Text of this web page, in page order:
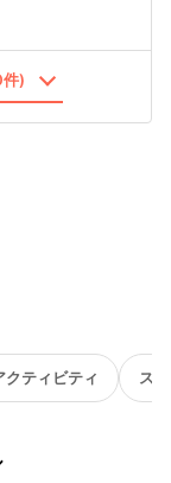
件)
クティビティ ス